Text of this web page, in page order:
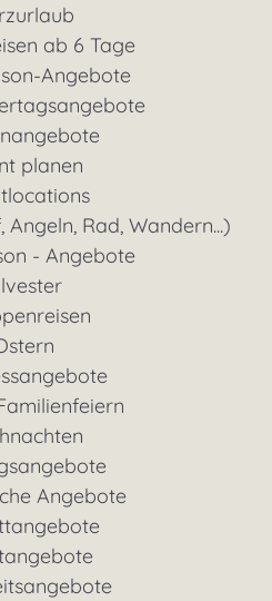
ab 6 Tage
Angebote
planen
Rad, Wandern...)
- Angebote
Angebote